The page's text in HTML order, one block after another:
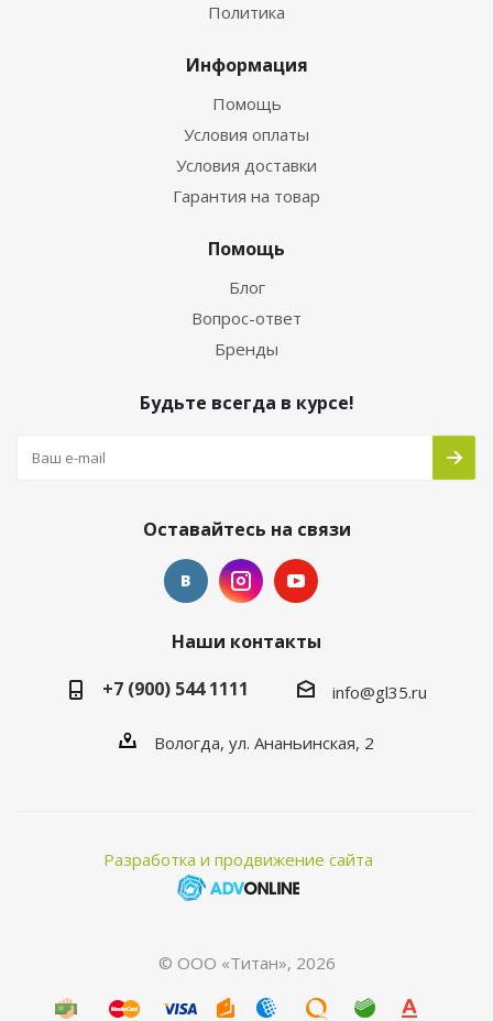
Политика
Информация
Помощь
Условия оплаты
Условия доставки
Гарантия на товар
Помощь
Блог
Вопрос-ответ
Бренды
Будьте всегда в курсе!
Оставайтесь на связи
Наши контакты
+7 (900) 544 1111
info@gl35.ru
Вологда, ул. Ананьинская, 2
Разработка и продвижение сайта
© ООО «Титан», 2026